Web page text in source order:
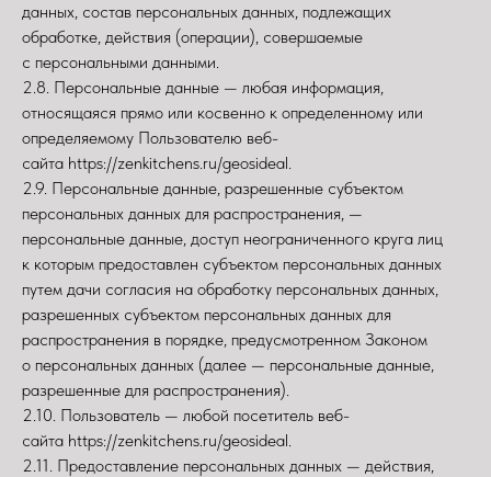
данных, состав персональных данных, подлежащих
обработке, действия (операции), совершаемые
с персональными данными.
2.8. Персональные данные — любая информация,
относящаяся прямо или косвенно к определенному или
определяемому Пользователю веб-
сайта https://zenkitchens.ru/geosideal.
2.9. Персональные данные, разрешенные субъектом
персональных данных для распространения, —
персональные данные, доступ неограниченного круга лиц
к которым предоставлен субъектом персональных данных
путем дачи согласия на обработку персональных данных,
разрешенных субъектом персональных данных для
распространения в порядке, предусмотренном Законом
о персональных данных (далее — персональные данные,
разрешенные для распространения).
2.10. Пользователь — любой посетитель веб-
сайта https://zenkitchens.ru/geosideal.
2.11. Предоставление персональных данных — действия,